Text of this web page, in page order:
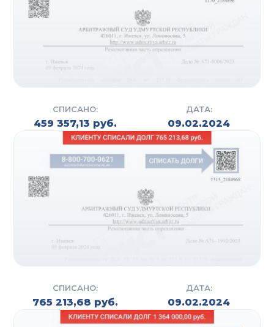
СПИСАНО:
459 357,13 руб.
ДАТА:
09.02.2024
СПИСАНО:
765 213,68 руб.
ДАТА:
09.02.2024